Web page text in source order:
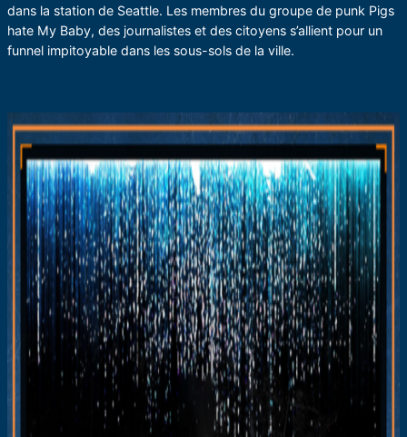
dans la station de Seattle. Les membres du groupe de punk Pigs
hate My Baby, des journalistes et des citoyens s’allient pour un
funnel impitoyable dans les sous-sols de la ville.